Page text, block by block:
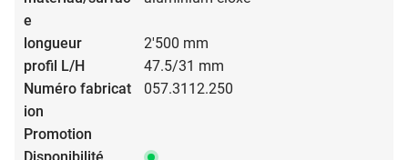
2'500 mm
47.5/31 mm
057.3112.250